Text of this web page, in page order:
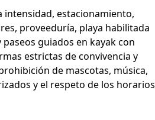
intensidad, estacionamiento,
proveeduría, playa habilitada
guiados en kayak con
estrictas de convivencia y
de mascotas, música,
y el respeto de los horarios